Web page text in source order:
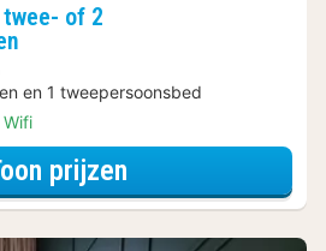
of 2
en 1 tweepersoonsbed
Wifi
prijzenvoor Premium